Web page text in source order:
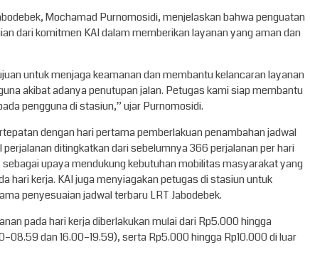
Mochamad Purnomosidi, menjelaskan bahwa penguatan
dari komitmen KAI dalam memberikan layanan yang aman dan
untuk menjaga keamanan dan membantu kelancaran layanan
akibat adanya penutupan jalan. Petugas kami siap membantu
pengguna di stasiun,” ujar Purnomosidi.
dengan hari pertama pemberlakuan penambahan jadwal
perjalanan ditingkatkan dari sebelumnya 366 perjalanan per hari
upaya mendukung kebutuhan mobilitas masyarakat yang
hari kerja. KAI juga menyiagakan petugas di stasiun untuk
penyesuaian jadwal terbaru LRT Jabodebek.
pada hari kerja diberlakukan mulai dari Rp5.000 hingga
dan 16.00–19.59), serta Rp5.000 hingga Rp10.000 di luar